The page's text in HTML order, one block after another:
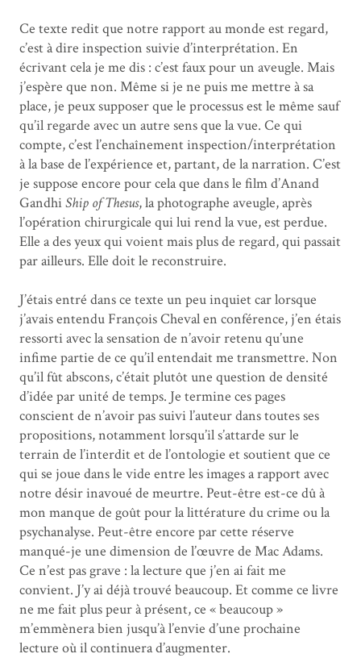
Ce texte redit que notre rapport au monde est regard,
c’est à dire inspection suivie d’interprétation. En
écrivant cela je me dis : c’est faux pour un aveugle. Mais
j’espère que non. Même si je ne puis me mettre à sa
place, je peux supposer que le processus est le même sauf
qu’il regarde avec un autre sens que la vue. Ce qui
compte, c’est l’enchaînement inspection/interprétation
à la base de l’expérience et, partant, de la narration. C’est
je suppose encore pour cela que dans le film d’Anand
GandhiShip of Thesus, la photographe aveugle, après
l’opération chirurgicale qui lui rend la vue, est perdue.
Elle a des yeux qui voient mais plus de regard, qui passait
par ailleurs. Elle doit le reconstruire.
J’étais entré dans ce texte un peu inquiet car lorsque
j’avais entendu François Cheval en conférence, j’en étais
ressorti avec la sensation de n’avoir retenu qu’une
infime partie de ce qu’il entendait me transmettre. Non
qu’il fût abscons, c’était plutôt une question de densité
d’idée par unité de temps. Je termine ces pages
conscient de n’avoir pas suivi l’auteur dans toutes ses
propositions, notamment lorsqu’il s’attarde sur le
terrain de l’interdit et de l’ontologie et soutient que ce
qui se joue dans le vide entre les images a rapport avec
notre désir inavoué de meurtre. Peut-être est-ce dû à
mon manque de goût pour la littérature du crime ou la
psychanalyse. Peut-être encore par cette réserve
manqué-je une dimension de l’œuvre de Mac Adams.
Ce n’est pas grave : la lecture que j’en ai fait me
convient. J’y ai déjà trouvé beaucoup. Et comme ce livre
ne me fait plus peur à présent, ce « beaucoup »
m’emmènera bien jusqu’à l’envie d’une prochaine
lecture où il continuera d’augmenter.